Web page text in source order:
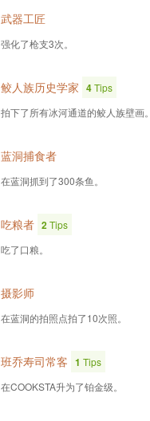
武器工匠
强化了枪支3次。
鲛人族历史学家 4Tips
拍下了所有冰河通道的鲛人族壁画。
蓝洞捕食者
在蓝洞抓到了300条鱼。
吃粮者 2Tips
吃了口粮。
摄影师
在蓝洞的拍照点拍了10次照。
班乔寿司常客 1 Tips
在COOKSTA升为了铂金级。